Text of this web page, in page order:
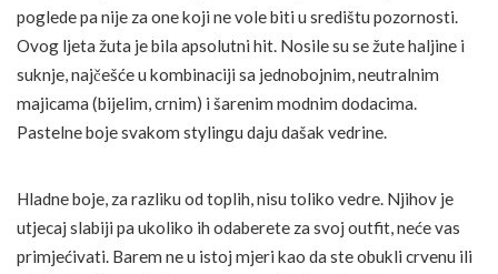
poglede pa nije za one koji ne vole biti u središtu pozornosti.
Ovog ljeta žuta je bila apsolutni hit. Nosile su se žute haljine i
suknje, najčešće u kombinaciji sa jednobojnim, neutralnim
majicama (bijelim, crnim) i šarenim modnim dodacima.
Pastelne boje svakom stylingu daju dašak vedrine.
Hladne boje, za razliku od toplih, nisu toliko vedre. Njihov je
utjecaj slabiji pa ukoliko ih odaberete za svoj outfit, neće vas
primjećivati. Barem ne u istoj mjeri kao da ste obukli crvenu ili